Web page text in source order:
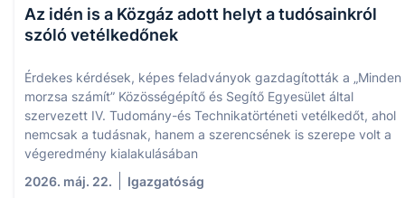
Az idén is a Közgáz adott helyt a tudósainkról
szóló vetélkedőnek
Érdekes kérdések, képes feladványok gazdagították a „Minden
morzsa számít” Közösségépítő és Segítő Egyesület által
szervezett IV. Tudomány-és Technikatörténeti vetélkedőt, ahol
nemcsak a tudásnak, hanem a szerencsének is szerepe volt a
végeredmény kialakulásában
2026. máj. 22.
Igazgatóság